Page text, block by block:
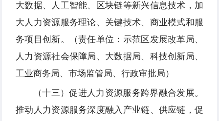
大数据、人工智能、区块链等新兴信息技术，加
大人力资源服务理论、关键技术、商业模式和服
务项目创新。（责任单位：示范区发展改革局、
人力资源社会保障局、大数据局、科技创新局、
工业商务局、市场监管局、行政审批局）
（十三）促进人力资源服务跨界融合发展。
推动人力资源服务深度融入产业链、供应链，促